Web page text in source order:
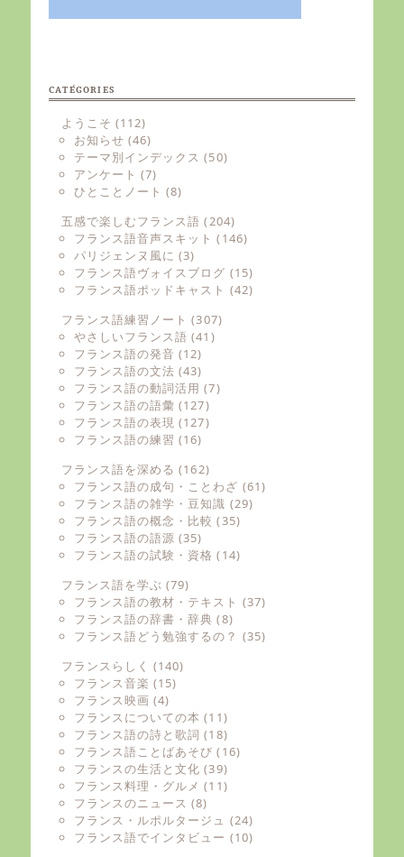
CATÉGORIES
ようこそ (112)
お知らせ (46)
テーマ別インデックス (50)
アンケート (7)
ひとことノート (8)
五感で楽しむフランス語 (204)
フランス語音声スキット (146)
パリジェンヌ風に (3)
フランス語ヴォイスブログ (15)
フランス語ポッドキャスト (42)
フランス語練習ノート (307)
やさしいフランス語 (41)
フランス語の発音 (12)
フランス語の文法 (43)
フランス語の動詞活用 (7)
フランス語の語彙 (127)
フランス語の表現 (127)
フランス語の練習 (16)
フランス語を深める (162)
フランス語の成句・ことわざ (61)
フランス語の雑学・豆知識 (29)
フランス語の概念・比較 (35)
フランス語の語源 (35)
フランス語の試験・資格 (14)
フランス語を学ぶ (79)
フランス語の教材・テキスト (37)
フランス語の辞書・辞典 (8)
フランス語どう勉強するの？ (35)
フランスらしく (140)
フランス音楽 (15)
フランス映画 (4)
フランスについての本 (11)
フランス語の詩と歌詞 (18)
フランス語ことばあそび (16)
フランスの生活と文化 (39)
フランス料理・グルメ (11)
フランスのニュース (8)
フランス・ルポルタージュ (24)
フランス語でインタビュー (10)